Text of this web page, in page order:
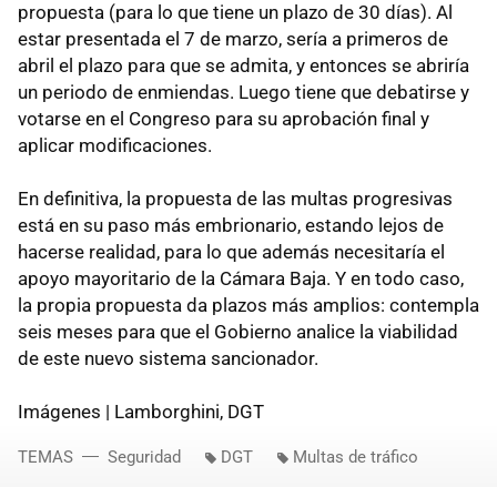
propuesta (para lo que tiene un plazo de 30 días). Al
estar presentada el 7 de marzo, sería a primeros de
abril el plazo para que se admita, y entonces se abriría
un periodo de enmiendas. Luego tiene que debatirse y
votarse en el Congreso para su aprobación final y
aplicar modificaciones.
En definitiva, la propuesta de las multas progresivas
está en su paso más embrionario, estando lejos de
hacerse realidad, para lo que además necesitaría el
apoyo mayoritario de la Cámara Baja. Y en todo caso,
la propia propuesta da plazos más amplios: contempla
seis meses para que el Gobierno analice la viabilidad
de este nuevo sistema sancionador.
Imágenes | Lamborghini, DGT
TEMAS Seguridad DGT Multas de tráfico